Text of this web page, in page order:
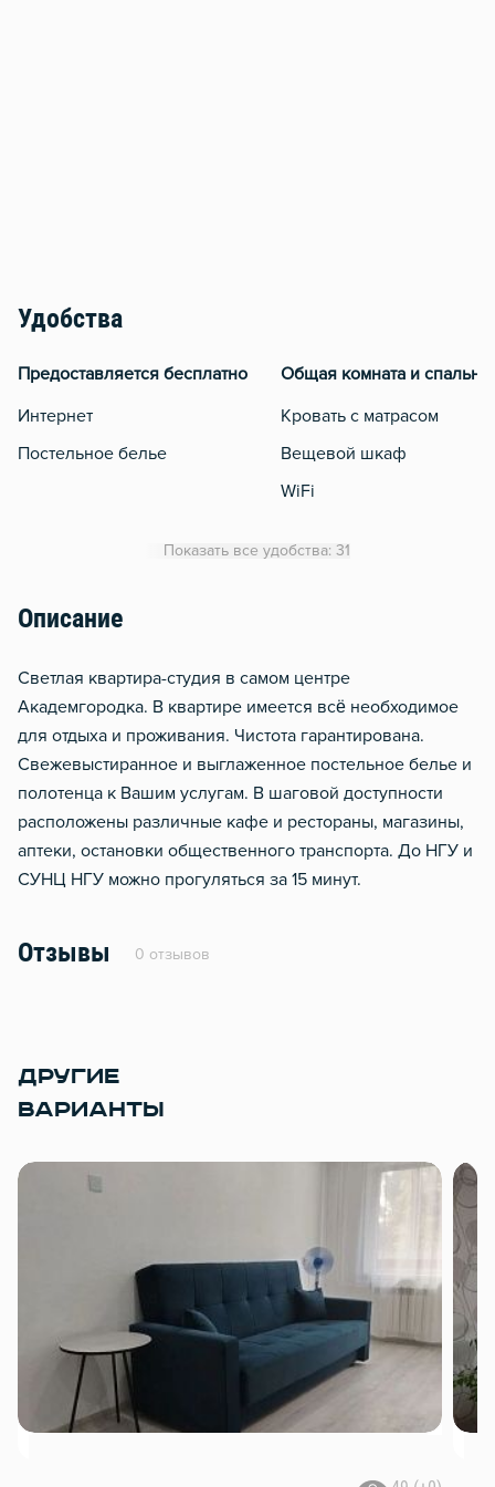
Удобства
Предоставляется бесплатно
Интернет
Постельное белье
Общая комната и спальня
Кровать с матрасом
Вещевой шкаф
WiFi
Москитная сеть
Чистящие средства
Металлическая дверь
Обогреватель
Звукоизоляция
Показать все удобства: 31
Описание
Светлая квартира-студия в самом центре
Академгородка. В квартире имеется всё необходимое
для отдыха и проживания. Чистота гарантирована.
Свежевыстиранное и выглаженное постельное белье и
полотенца к Вашим услугам. В шаговой доступности
расположены различные кафе и рестораны, магазины,
аптеки, остановки общественного транспорта. До НГУ и
СУНЦ НГУ можно прогуляться за 15 минут.
Отзывы 0 отзывов
ДРУГИЕ
ВАРИАНТЫ